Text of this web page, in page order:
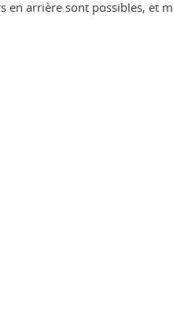
en arrière sont possibles, et